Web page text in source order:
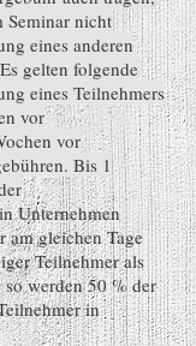
Seminar nicht
eines anderen
gelten folgende
eines Teilnehmers
vor
vor
Bis 1
Unternehmen
am gleichen Tage
Teilnehmer als
werden 50 % der
in